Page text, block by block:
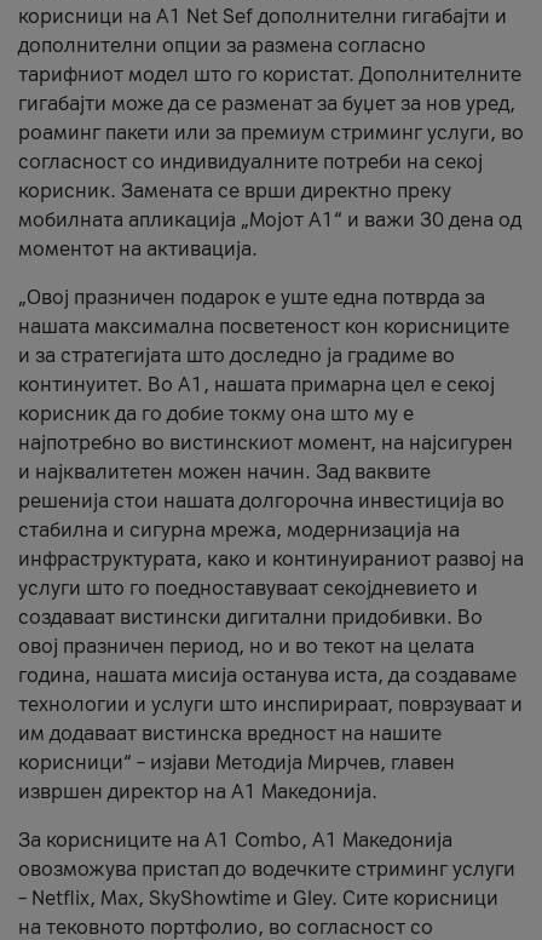
корисници на A1 Net Sef дополнителни гигабајти и
дополнителни опции за размена согласно
тарифниот модел што го користат. Дополнителните
гигабајти може да се разменат за буџет за нов уред,
роаминг пакети или за премиум стриминг услуги, во
согласност со индивидуалните потреби на секој
корисник. Замената се врши директно преку
мобилната апликација „Мојот А1“ и важи 30 дена од
моментот на активација.
„Овој празничен подарок е уште една потврда за
нашата максимална посветеност кон корисниците
и за стратегијата што доследно ја градиме во
континуитет. Во А1, нашата примарна цел е секој
корисник да го добие токму она што му е
најпотребно во вистинскиот момент, на најсигурен
и најквалитетен можен начин. Зад ваквите
решенија стои нашата долгорочна инвестиција во
стабилна и сигурна мрежа, модернизација на
инфраструктурата, како и континуираниот развој на
услуги што го поедноставуваат секојдневието и
создаваат вистински дигитални придобивки. Во
овој празничен период, но и во текот на целата
година, нашата мисија останува иста, да создаваме
технологии и услуги што инспирираат, поврзуваат и
им додаваат вистинска вредност на нашите
корисници“ – изјави Методија Мирчев, главен
извршен директор на А1 Македонија.
За корисниците на A1 Combo, А1 Македонија
овозможува пристап до водечките стриминг услуги
– Netflix, Max, SkyShowtime и Gley. Сите корисници
на тековното портфолио, во согласност со